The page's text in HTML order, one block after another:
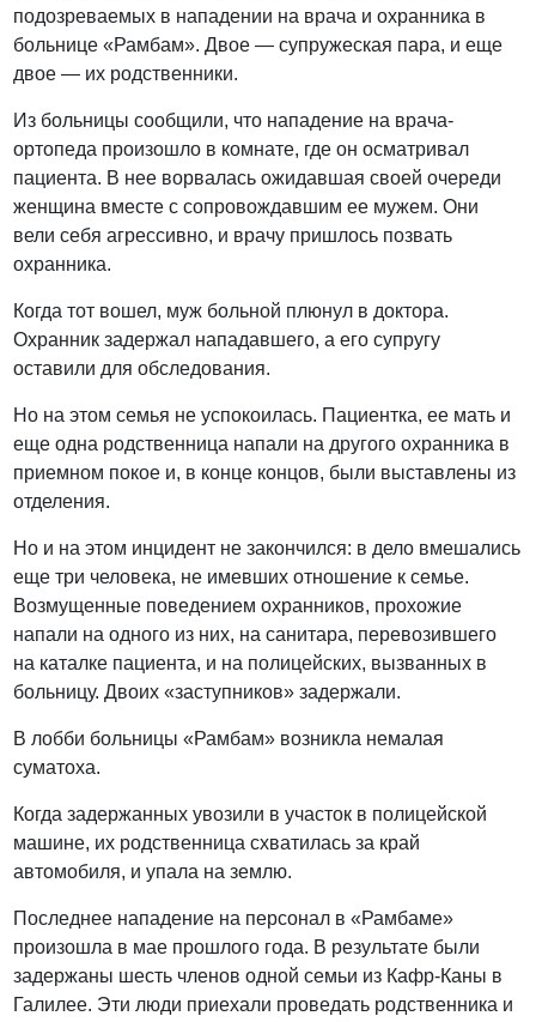
подозреваемых в нападении на врача и охранника в
больнице «Рамбам». Двое — супружеская пара, и еще
двое — их родственники.
Из больницы сообщили, что нападение на врача-
ортопеда произошло в комнате, где он осматривал
пациента. В нее ворвалась ожидавшая своей очереди
женщина вместе с сопровождавшим ее мужем. Они
вели себя агрессивно, и врачу пришлось позвать
охранника.
Когда тот вошел, муж больной плюнул в доктора.
Охранник задержал нападавшего, а его супругу
оставили для обследования.
Но на этом семья не успокоилась. Пациентка, ее мать и
еще одна родственница напали на другого охранника в
приемном покое и, в конце концов, были выставлены из
отделения.
Но и на этом инцидент не закончился: в дело вмешались
еще три человека, не имевших отношение к семье.
Возмущенные поведением охранников, прохожие
напали на одного из них, на санитара, перевозившего
на каталке пациента, и на полицейских, вызванных в
больницу. Двоих «заступников» задержали.
В лобби больницы «Рамбам» возникла немалая
суматоха.
Когда задержанных увозили в участок в полицейской
машине, их родственница схватилась за край
автомобиля, и упала на землю.
Последнее нападение на персонал в «Рамбаме»
произошла в мае прошлого года. В результате были
задержаны шесть членов одной семьи из Кафр-Каны в
Галилее. Эти люди приехали проведать родственника и